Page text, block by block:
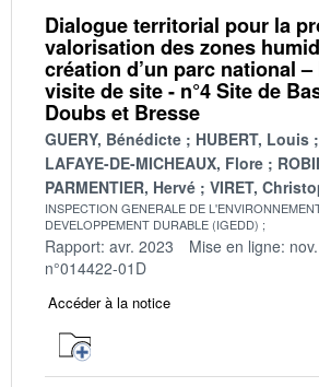
Dialogue territorial pour la
valorisation des zones
création d’un parc national
visite de site - n°4 Site de
Doubs et Bresse
GUERY, Bénédicte
HUBERT, Louis
LAFAYE-DE-MICHEAUX, Flore
PARMENTIER, Hervé
VIRET,
INSPECTION GENERALE DE
DEVELOPPEMENT DURABLE (IGEDD)
Rapport: avr. 2023 Mise en ligne:
n°014422-01D
Accéder à la notice